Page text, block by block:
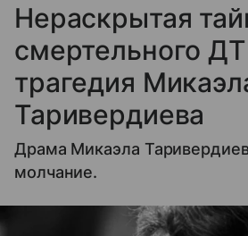
Нераскрытая
смертельного
трагедия
Таривердиева
Драма Микаэла
молчание.